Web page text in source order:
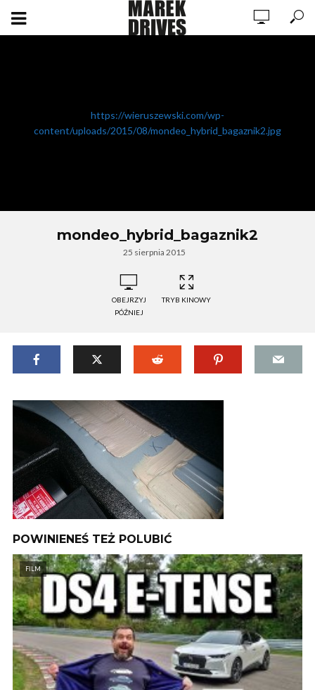
https://wieruszewski.com/wp-
content/uploads/2015/08/mondeo_hybrid_bagaznik2.jpg
mondeo_hybrid_bagaznik2
25 sierpnia 2015
OBEJRZYJ
PÓŹNIEJ
TRYB KINOWY
POWINIENEŚ TEŻ POLUBIĆ
FILM